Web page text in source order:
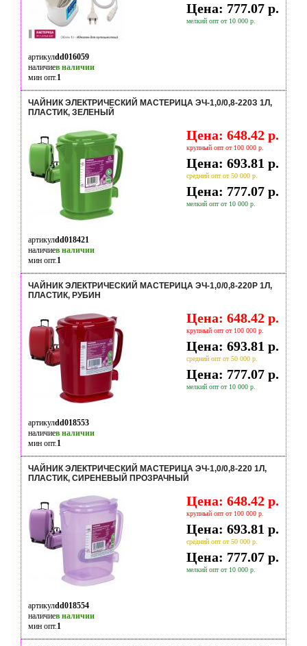
Цена: 777.07 р.
мелкий опт от 10 000 р.
артикулdd016059
наличиев наличии
мин опт.1
ЧАЙНИК ЭЛЕКТРИЧЕСКИЙ МАСТЕРИЦА ЭЧ-1,0/0,8-220З 1Л,
ПЛАСТИК, ЗЕЛЕНЫЙ
Цена: 648.42 р.
крупный опт от 100 000 р.
Цена: 693.81 р.
средний опт от 50 000 р.
Цена: 777.07 р.
мелкий опт от 10 000 р.
артикулdd018421
наличиев наличии
мин опт.1
ЧАЙНИК ЭЛЕКТРИЧЕСКИЙ МАСТЕРИЦА ЭЧ-1,0/0,8-220Р 1Л,
ПЛАСТИК, РУБИН
Цена: 648.42 р.
крупный опт от 100 000 р.
Цена: 693.81 р.
средний опт от 50 000 р.
Цена: 777.07 р.
мелкий опт от 10 000 р.
артикулdd018553
наличиев наличии
мин опт.1
ЧАЙНИК ЭЛЕКТРИЧЕСКИЙ МАСТЕРИЦА ЭЧ-1,0/0,8-220 1Л,
ПЛАСТИК, СИРЕНЕВЫЙ ПРОЗРАЧНЫЙ
Цена: 648.42 р.
крупный опт от 100 000 р.
Цена: 693.81 р.
средний опт от 50 000 р.
Цена: 777.07 р.
мелкий опт от 10 000 р.
артикулdd018554
наличиев наличии
мин опт.1